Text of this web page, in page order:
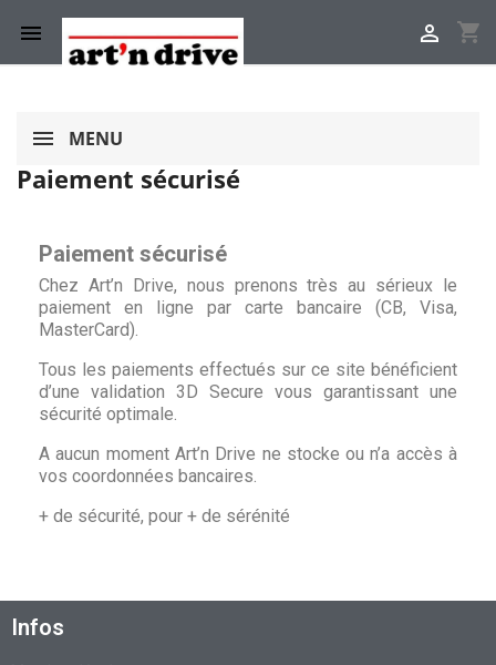
 shopping_cart

MENU
Paiement sécurisé
Paiement sécurisé
Chez Art’n Drive, nous prenons très au sérieux le
paiement en ligne par carte bancaire (CB, Visa,
MasterCard).
Tous les paiements effectués sur ce site bénéficient
d’une validation 3D Secure vous garantissant une
sécurité optimale.
A aucun moment Art’n Drive ne stocke ou n’a accès à
vos coordonnées bancaires.
+ de sécurité, pour + de sérénité
Infos